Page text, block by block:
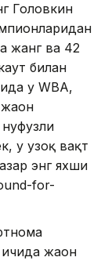
Головкин
жанг ва 42
билан
у WBA,
у узоқ вақт
энг яхши
for-
жаҳон